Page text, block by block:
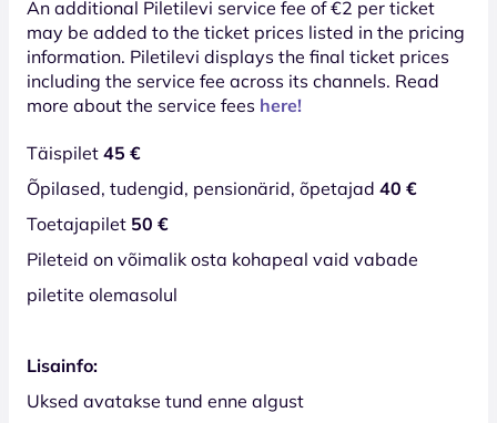
An additional Piletilevi service fee of €2 per ticket
may be added to the ticket prices listed in the pricing
information. Piletilevi displays the final ticket prices
including the service fee across its channels. Read
more about the service fees here!
Täispilet 45 €
Õpilased, tudengid, pensionärid, õpetajad 40 €
Toetajapilet 50 €
Pileteid on võimalik osta kohapeal vaid vabade
piletite olemasolul
Lisainfo:
Uksed avatakse tund enne algust